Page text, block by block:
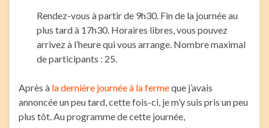
Rendez-vous à partir de 9h30. Fin de la journée au
plus tard à 17h30. Horaires libres, vous pouvez
arrivez à l’heure qui vous arrange. Nombre maximal
de participants : 25.
Après à la dernière journée à la fermeque j’avais
annoncée un peu tard, cette fois-ci, je m’y suis pris un peu
plus tôt. Au programme de cette journée,